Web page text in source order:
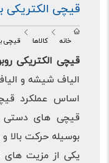
قیچی الکتریکی
خانه کالاها قیچی
قیچی الکتریکی
الیاف شیشه و
اساس عملکرد
قیچی های
بوسیله حرکت بالا
یکی از مزیت های